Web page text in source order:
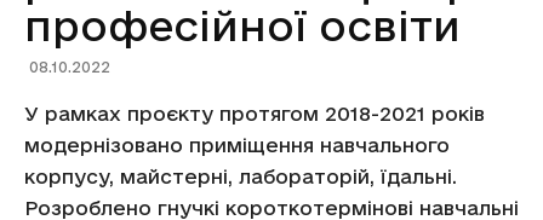
професійної освіти
08.10.2022
У рамках проєкту протягом 2018-2021 років
модернізовано приміщення навчального
корпусу, майстерні, лабораторій, їдальні.
Розроблено гнучкі короткотермінові навчальні